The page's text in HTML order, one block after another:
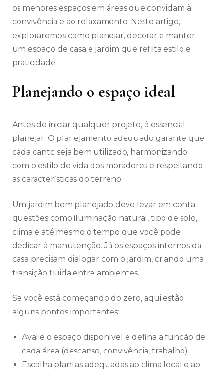
os menores espaços em áreas que convidam à
convivência e ao relaxamento. Neste artigo,
exploraremos como planejar, decorar e manter
um espaço de casa e jardim que reflita estilo e
praticidade.
Planejando o espaço ideal
Antes de iniciar qualquer projeto, é essencial
planejar. O planejamento adequado garante que
cada canto seja bem utilizado, harmonizando
com o estilo de vida dos moradores e respeitando
as características do terreno.
Um jardim bem planejado deve levar em conta
questões como iluminação natural, tipo de solo,
clima e até mesmo o tempo que você pode
dedicar à manutenção. Já os espaços internos da
casa precisam dialogar com o jardim, criando uma
transição fluida entre ambientes.
Se você está começando do zero, aqui estão
alguns pontos importantes:
Avalie o espaço disponível e defina a função de
cada área (descanso, convivência, trabalho).
Escolha plantas adequadas ao clima local e ao